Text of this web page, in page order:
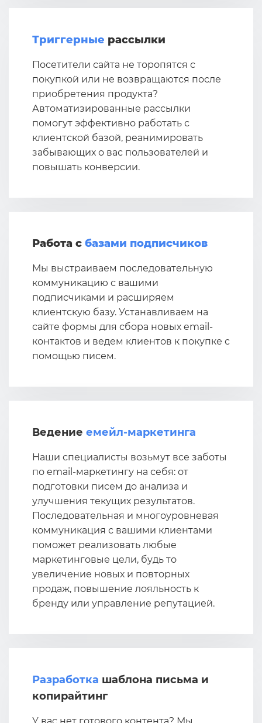
Триггерные рассылки
Посетители сайта не торопятся с
покупкой или не возвращаются после
приобретения продукта?
Автоматизированные рассылки
помогут эффективно работать с
клиентской базой, реанимировать
забывающих о вас пользователей и
повышать конверсии.
Работа с базами подписчиков
Мы выстраиваем последовательную
коммуникацию с вашими
подписчиками и расширяем
клиентскую базу. Устанавливаем на
сайте формы для сбора новых email-
контактов и ведем клиентов к покупке с
помощью писем.
Ведение емейл-маркетинга
Наши специалисты возьмут все заботы
по email-маркетингу на себя: от
подготовки писем до анализа и
улучшения текущих результатов.
Последовательная и многоуровневая
коммуникация с вашими клиентами
поможет реализовать любые
маркетинговые цели, будь то
увеличение новых и повторных
продаж, повышение лояльность к
бренду или управление репутацией.
Разработка шаблона письма и
копирайтинг